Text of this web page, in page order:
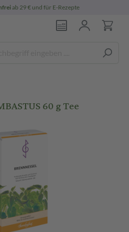
ab 29 € und für E-Rezepte
60 g Tee